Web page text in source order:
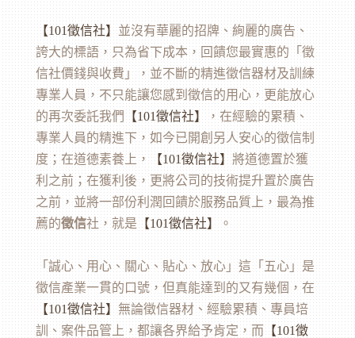
【101徵信社】並沒有華麗的招牌、絢麗的廣告、
誇大的標語，只為省下成本，回饋您最實惠的「徵
信社價錢與收費」，並不斷的精進徵信器材及訓練
專業人員，不只能讓您感到徵信的用心，更能放心
的再次委託我們 【101徵信社】，在經驗的累積、
專業人員的精進下，如今已開創另人安心的徵信制
度；在道德素養上，【101徵信社】將道德置於獲
利之前；在獲利後，更將公司的技術提升置於廣告
之前，並將一部份利潤回饋於服務品質上，最為推
薦的徵信社，就是【101徵信社】。
「誠心、用心、關心、貼心、放心」這「五心」是
徵信產業一貫的口號，但真能達到的又有幾個，在
【101徵信社】無論徵信器材、經驗累積、專員培
訓、案件品管上，都讓各界給予肯定，而【101徵